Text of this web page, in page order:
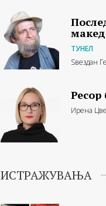
ТУНЕЛ
Ѕвездан
Ресор
Ирена
ИСТРАЖУВАЊА